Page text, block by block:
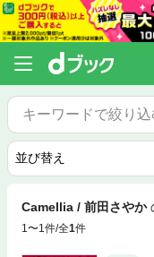
Camellia / 前田さやか
1〜1件/全1件